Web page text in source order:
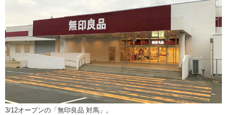
3/12オープンの「無印良品 対馬」。